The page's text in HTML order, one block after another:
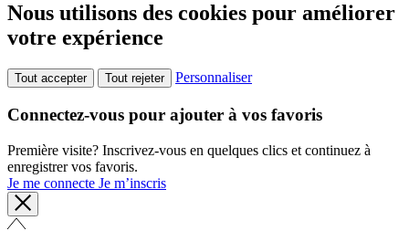
Nous utilisons des cookies pour améliorer
votre expérience
Tout accepter Tout rejeter Personnaliser
Connectez-vous pour ajouter à vos favoris
Première visite? Inscrivez-vous en quelques clics et continuez à
enregistrer vos favoris.
Je me connecte Je m’inscris